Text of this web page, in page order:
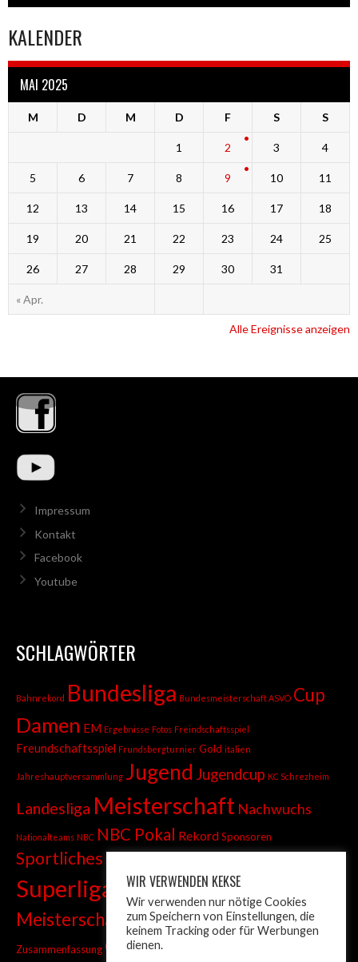
KALENDER
MAI 2025
M D M D F S S
« Apr.
1 2 3 4
5 6 7 8 9 10 11
12 13 14 15 16 17 18
19 20 21 22 23 24 25
26 27 28 29 30 31
Alle Ereignisse anzeigen
Impressum
Kontakt
Facebook
Youtube
SCHLAGWÖRTER
Bahnrekord Bundesliga Bundesmeisterschaft ASVÖ Cup
Damen EM Ergebnisse Fotos Freindschaftsspiel
Freundschaftsspiel Frundsbergturnier Gold italien
Jahreshauptversammlung Jugend Jugendcup KC Schrezheim
Landesliga Meisterschaft Nachwuchs
Nationalteams NBC NBC Pokal RekordSponsoren
SportlichesSprint
Superliga TandemTiroler Liga
Meisterschaft Trainer Turnier Weltcup wm
Zusammenfassung ÖM Österreich
WIR VERWENDEN KEKSE
Wir verwenden nur nötige Cookies
zum Speichern von Einstellungen, die
keinem Tracking oder für Werbungen
dienen.